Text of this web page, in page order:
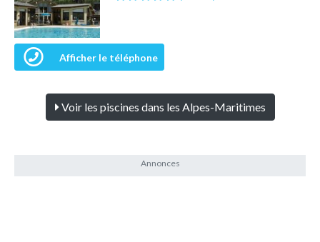
Afficher le téléphone
Voir les piscines dans les Alpes-Maritimes